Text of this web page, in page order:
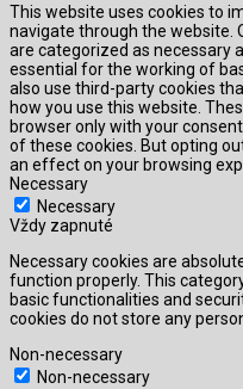
This website uses cookies to
navigate through the website.
are categorized as necessary
essential for the working of
also use third-party cookies
how you use this website.
browser only with your
of these cookies. But opting
an effect on your browsing
Necessary
Necessary
Vždy zapnuté
Necessary cookies are
function properly. This
basic functionalities and
cookies do not store any
Non-necessary
Non-necessary